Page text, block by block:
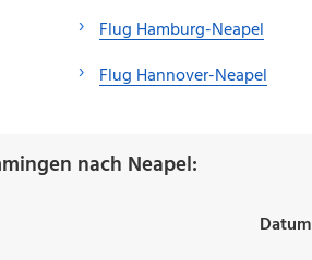
Flug Hamburg-Neapel
Flug Hannover-Neapel
nach Neapel:
Datum